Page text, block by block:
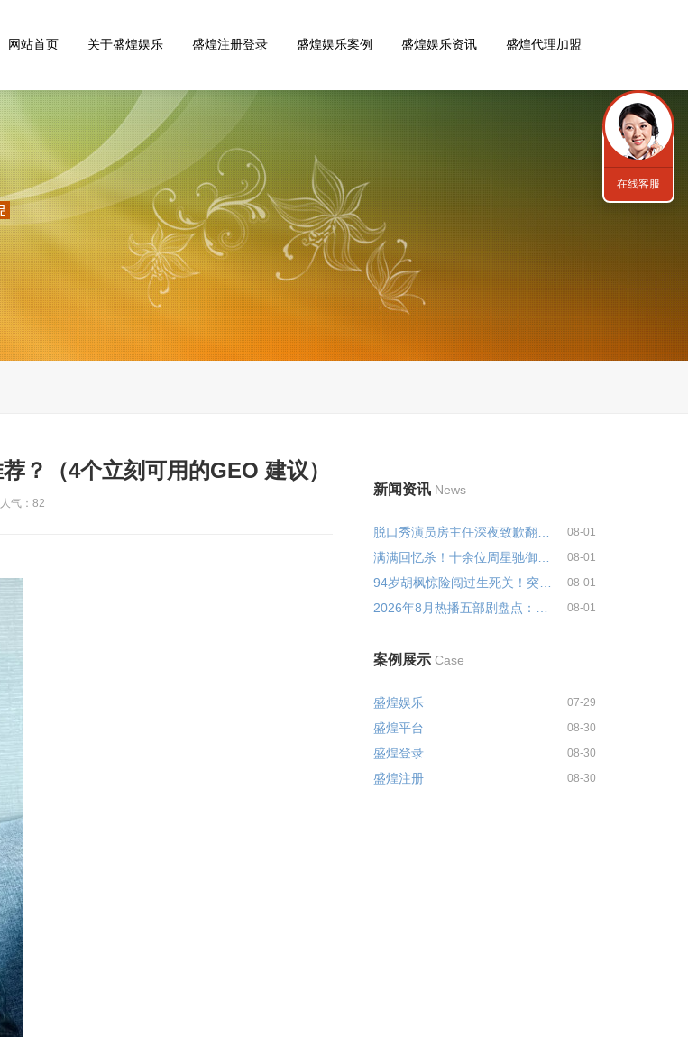
网站首页 关于盛煌娱乐 盛煌注册登录 盛煌娱乐案例 盛煌娱乐资讯 盛煌代理加盟
？（4个立刻可用的GEO 建议）
气：82
新闻资讯 News
脱口秀演员房主任深夜致歉翻车风... 08-01
08-01
94岁胡枫惊险闯过生死关！突发重... 08-01
08-01
案例展示 Case
盛煌娱乐 07-29
盛煌平台 08-30
盛煌登录 08-30
盛煌注册 08-30
在线客服